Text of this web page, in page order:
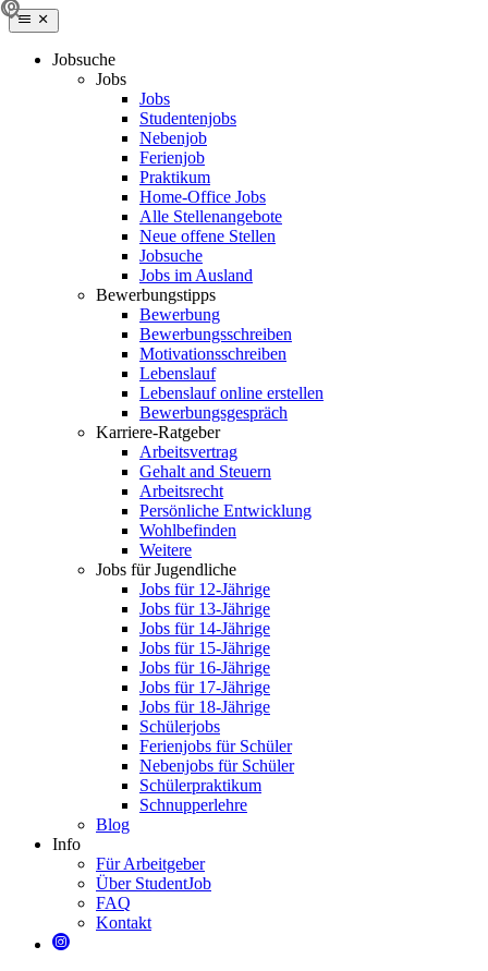
Jobsuche
Jobs
Jobs
Studentenjobs
Nebenjob
Ferienjob
Praktikum
Home-Office Jobs
Alle Stellenangebote
Neue offene Stellen
Jobsuche
Jobs im Ausland
Bewerbungstipps
Bewerbung
Bewerbungsschreiben
Motivationsschreiben
Lebenslauf
Lebenslauf online erstellen
Bewerbungsgespräch
Karriere-Ratgeber
Arbeitsvertrag
Gehalt and Steuern
Arbeitsrecht
Persönliche Entwicklung
Wohlbefinden
Weitere
Jobs für Jugendliche
Jobs für 12-Jährige
Jobs für 13-Jährige
Jobs für 14-Jährige
Jobs für 15-Jährige
Jobs für 16-Jährige
Jobs für 17-Jährige
Jobs für 18-Jährige
Schülerjobs
Ferienjobs für Schüler
Nebenjobs für Schüler
Schülerpraktikum
Schnupperlehre
Blog
Info
Für Arbeitgeber
Über StudentJob
FAQ
Kontakt